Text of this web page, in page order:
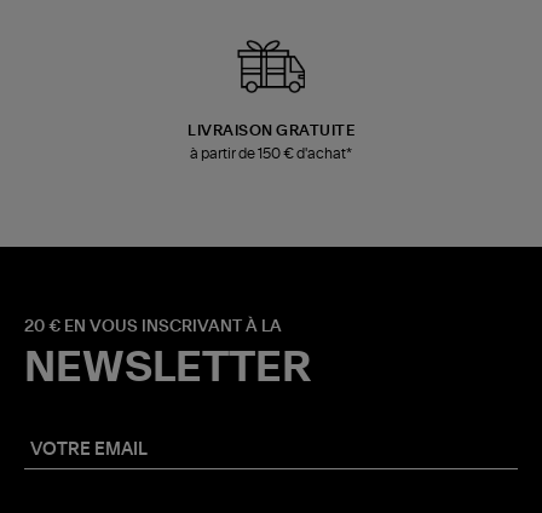
LIVRAISON GRATUITE
à partir de 150 € d'achat*
20 € EN VOUS INSCRIVANT À LA
NEWSLETTER